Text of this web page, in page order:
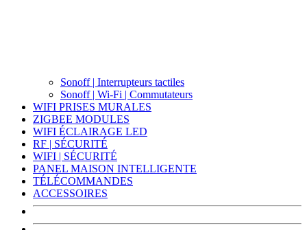
Sonoff | Interrupteurs tactiles
Sonoff | Wi-Fi | Commutateurs
WIFI PRISES MURALES
ZIGBEE MODULES
WIFI ÉCLAIRAGE LED
RF | SÉCURITÉ
WIFI | SÉCURITÉ
PANEL MAISON INTELLIGENTE
TÉLÉCOMMANDES
ACCESSOIRES